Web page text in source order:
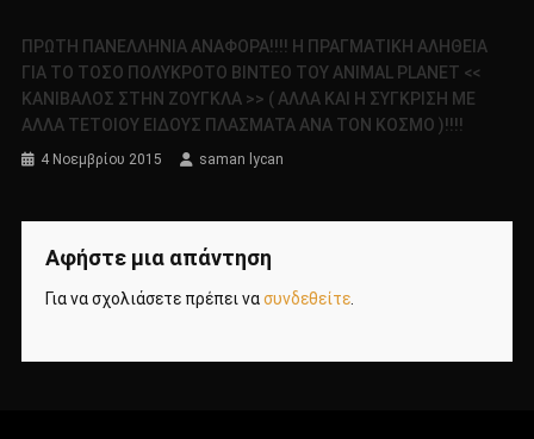
ΠΡΩΤΗ ΠΑΝΕΛΛΗΝΙΑ ΑΝΑΦΟΡΑ!!!! Η ΠΡΑΓΜΑΤΙΚΗ ΑΛΗΘΕΙΑ
ΓΙΑ ΤΟ ΤΟΣΟ ΠΟΛΥΚΡΟΤΟ ΒΙΝΤΕΟ ΤΟΥ ANIMAL PLANET <<
ΚΑΝΙΒΑΛΟΣ ΣΤΗΝ ΖΟΥΓΚΛΑ >> ( ΑΛΛΑ ΚΑΙ Η ΣΥΓΚΡΙΣΗ ΜΕ
ΑΛΛΑ ΤΕΤΟΙΟΥ ΕΙΔΟΥΣ ΠΛΑΣΜΑΤΑ ΑΝΑ ΤΟΝ ΚΟΣΜΟ )!!!!
4 Νοεμβρίου 2015 saman lycan
Αφήστε μια απάντηση
Για να σχολιάσετε πρέπει νασυνδεθείτε.